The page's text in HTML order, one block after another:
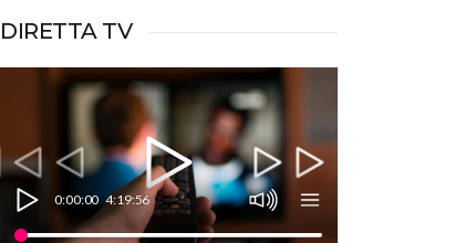
DIRETTA TV
0:00:00 4:19:56